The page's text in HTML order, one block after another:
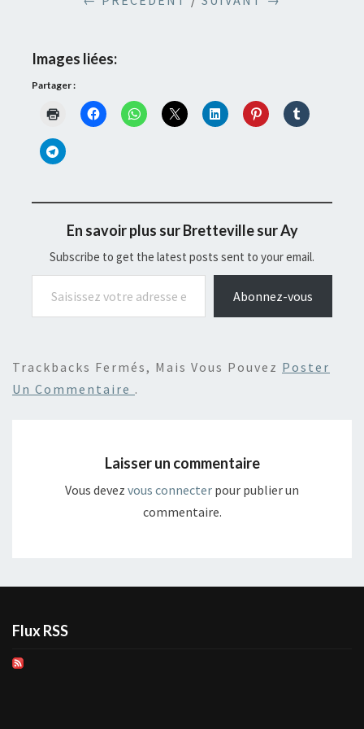
Images liées:
Partager :
En savoir plus sur Bretteville sur Ay
Subscribe to get the latest posts sent to your email.
Saisissez votre adresse e-mail…
Abonnez-vous
Trackbacks Fermés, Mais Vous Pouvez Poster
Un Commentaire .
Laisser un commentaire
Vous devez vous connecter pour publier un
commentaire.
Flux RSS